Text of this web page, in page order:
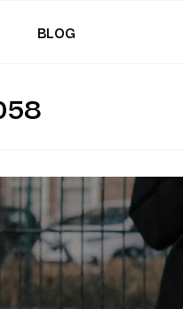
BLOG